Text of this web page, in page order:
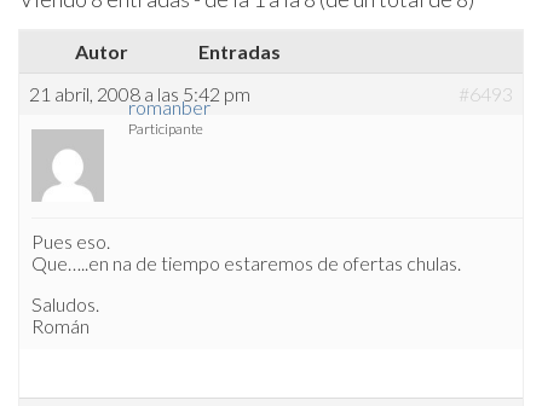
Autor
Entradas
21 abril, 2008 a las 5:42 pm
#6493
romanber
Participante
Pues eso.
Que…..en na de tiempo estaremos de ofertas chulas.
Saludos.
Román